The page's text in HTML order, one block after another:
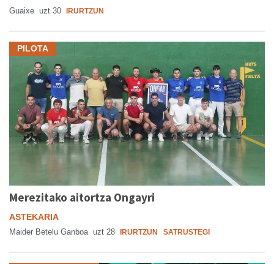
Guaixe uzt 30 IRURTZUN
PILOTA
Merezitako aitortza Ongayri
ASTEKARIA
Maider Betelu Ganboa uzt 28 IRURTZUN SATRUSTEGI